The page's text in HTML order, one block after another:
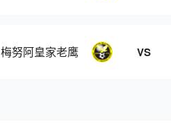
梅努阿皇家老鹰 VS